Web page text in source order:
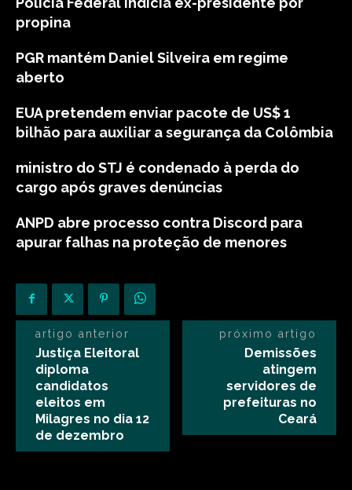
propina
PGR mantém Daniel Silveira em regime
aberto
EUA pretendem enviar pacote de US$ 1
bilhão para auxiliar a segurança da Colômbia
ministro do STJ é condenado à perda do
cargo após graves denúncias
ANPD abre processo contra Discord para
apurar falhas na proteção de menores
artigo anterior
Justiça Eleitoral
diploma
candidatos
eleitos em
Milagres no dia 12
de dezembro
próximo artigo
Demissões
atingem
servidores de
prefeituras no
Ceará